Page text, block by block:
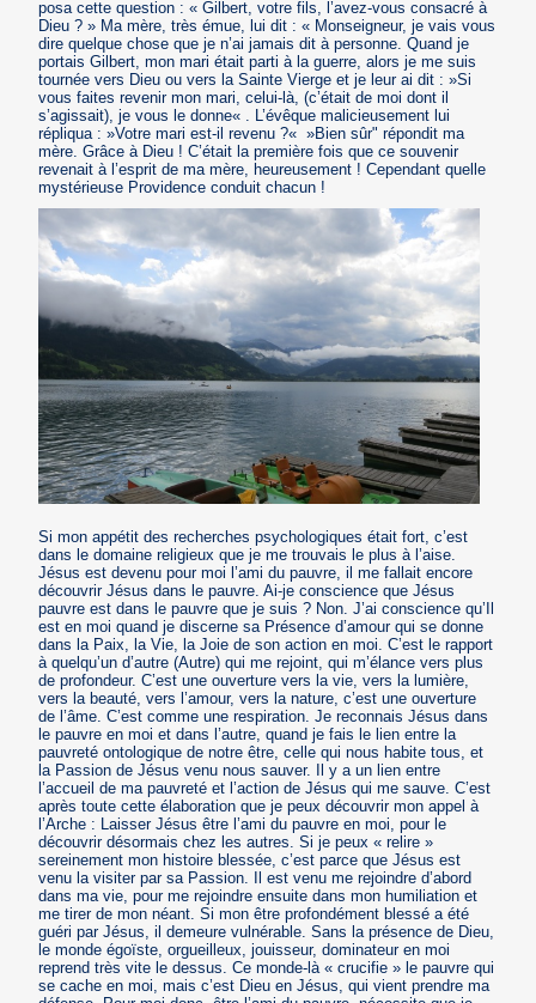
posa cette question : « Gilbert, votre fils, l’avez-vous consacré à
Dieu ? » Ma mère, très émue, lui dit : « Monseigneur, je vais vous
dire quelque chose que je n’ai jamais dit à personne. Quand je
portais Gilbert, mon mari était parti à la guerre, alors je me suis
tournée vers Dieu ou vers la Sainte Vierge et je leur ai dit : »Si
vous faites revenir mon mari, celui-là, (c’était de moi dont il
s’agissait), je vous le donne« . L’évêque malicieusement lui
répliqua : »Votre mari est-il revenu ?« »Bien sûr" répondit ma
mère. Grâce à Dieu ! C’était la première fois que ce souvenir
revenait à l’esprit de ma mère, heureusement ! Cependant quelle
mystérieuse Providence conduit chacun !
Si mon appétit des recherches psychologiques était fort, c’est
dans le domaine religieux que je me trouvais le plus à l’aise.
Jésus est devenu pour moi l’ami du pauvre, il me fallait encore
découvrir Jésus dans le pauvre. Ai-je conscience que Jésus
pauvre est dans le pauvre que je suis ? Non. J’ai conscience qu’Il
est en moi quand je discerne sa Présence d’amour qui se donne
dans la Paix, la Vie, la Joie de son action en moi. C’est le rapport
à quelqu’un d’autre (Autre) qui me rejoint, qui m’élance vers plus
de profondeur. C’est une ouverture vers la vie, vers la lumière,
vers la beauté, vers l’amour, vers la nature, c’est une ouverture
de l’âme. C’est comme une respiration. Je reconnais Jésus dans
le pauvre en moi et dans l’autre, quand je fais le lien entre la
pauvreté ontologique de notre être, celle qui nous habite tous, et
la Passion de Jésus venu nous sauver. Il y a un lien entre
l’accueil de ma pauvreté et l’action de Jésus qui me sauve. C’est
après toute cette élaboration que je peux découvrir mon appel à
l’Arche : Laisser Jésus être l’ami du pauvre en moi, pour le
découvrir désormais chez les autres. Si je peux « relire »
sereinement mon histoire blessée, c’est parce que Jésus est
venu la visiter par sa Passion. Il est venu me rejoindre d’abord
dans ma vie, pour me rejoindre ensuite dans mon humiliation et
me tirer de mon néant. Si mon être profondément blessé a été
guéri par Jésus, il demeure vulnérable. Sans la présence de Dieu,
le monde égoïste, orgueilleux, jouisseur, dominateur en moi
reprend très vite le dessus. Ce monde-là « crucifie » le pauvre qui
se cache en moi, mais c’est Dieu en Jésus, qui vient prendre ma